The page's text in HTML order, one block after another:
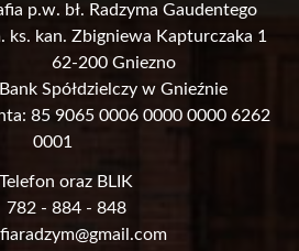
p.w. bł. Radzyma Gaudentego
ks. kan. Zbigniewa Kapturczaka 1
62-200 Gniezno
Bank Spółdzielczy w Gnieźnie
85 9065 0006 0000 0000 6262
0001
Telefon oraz BLIK
782 - 884 - 848